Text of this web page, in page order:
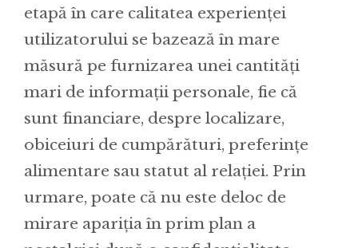
etapă în care calitatea experienței
utilizatorului se bazează în mare
măsură pe furnizarea unei cantități
mari de informații personale, fie că
sunt financiare, despre localizare,
obiceiuri de cumpărături, preferințe
alimentare sau statut al relației. Prin
urmare, poate că nu este deloc de
mirare apariția în prim plan a